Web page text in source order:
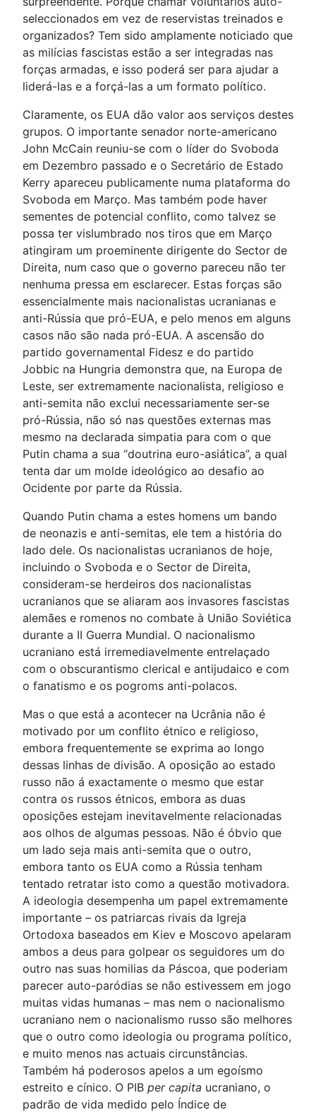
seleccionados em vez de reservistas treinados e
organizados? Tem sido amplamente noticiado que
as milícias fascistas estão a ser integradas nas
forças armadas, e isso poderá ser para ajudar a
liderá-las e a forçá-las a um formato político.
Claramente, os EUA dão valor aos serviços destes
grupos. O importante senador norte-americano
John McCain reuniu-se com o líder do Svoboda
em Dezembro passado e o Secretário de Estado
Kerry apareceu publicamente numa plataforma do
Svoboda em Março. Mas também pode haver
sementes de potencial conflito, como talvez se
possa ter vislumbrado nos tiros que em Março
atingiram um proeminente dirigente do Sector de
Direita, num caso que o governo pareceu não ter
nenhuma pressa em esclarecer. Estas forças são
essencialmente mais nacionalistas ucranianas e
anti-Rússia que pró-EUA, e pelo menos em alguns
casos não são nada pró-EUA. A ascensão do
partido governamental Fidesz e do partido
Jobbic na Hungria demonstra que, na Europa de
Leste, ser extremamente nacionalista, religioso e
anti-semita não exclui necessariamente ser-se
pró-Rússia, não só nas questões externas mas
mesmo na declarada simpatia para com o que
Putin chama a sua “doutrina euro-asiática”, a qual
tenta dar um molde ideológico ao desafio ao
Ocidente por parte da Rússia.
Quando Putin chama a estes homens um bando
de neonazis e anti-semitas, ele tem a história do
lado dele. Os nacionalistas ucranianos de hoje,
incluindo o Svoboda e o Sector de Direita,
consideram-se herdeiros dos nacionalistas
ucranianos que se aliaram aos invasores fascistas
alemães e romenos no combate à União Soviética
durante a II Guerra Mundial. O nacionalismo
ucraniano está irremediavelmente entrelaçado
com o obscurantismo clerical e antijudaico e com
o fanatismo e os pogroms anti-polacos.
Mas o que está a acontecer na Ucrânia não é
motivado por um conflito étnico e religioso,
embora frequentemente se exprima ao longo
dessas linhas de divisão. A oposição ao estado
russo não á exactamente o mesmo que estar
contra os russos étnicos, embora as duas
oposições estejam inevitavelmente relacionadas
aos olhos de algumas pessoas. Não é óbvio que
um lado seja mais anti-semita que o outro,
embora tanto os EUA como a Rússia tenham
tentado retratar isto como a questão motivadora.
A ideologia desempenha um papel extremamente
importante – os patriarcas rivais da Igreja
Ortodoxa baseados em Kiev e Moscovo apelaram
ambos a deus para golpear os seguidores um do
outro nas suas homilias da Páscoa, que poderiam
parecer auto-paródias se não estivessem em jogo
muitas vidas humanas – mas nem o nacionalismo
ucraniano nem o nacionalismo russo são melhores
que o outro como ideologia ou programa político,
e muito menos nas actuais circunstâncias.
Também há poderosos apelos a um egoísmo
estreito e cínico. O PIB per capita ucraniano, o
padrão de vida medido pelo Índice de